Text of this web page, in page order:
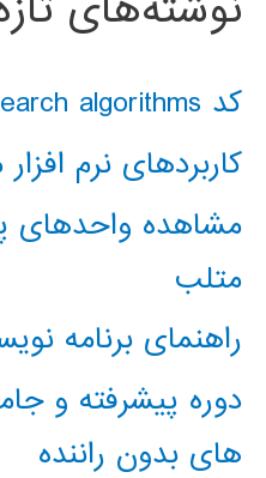
کد classical AI search algorithms
کاربردهای نرم
مشاهده واحدهای
متلب
راهنمای برنامه
دوره پیشرفته و
های بدون راننده